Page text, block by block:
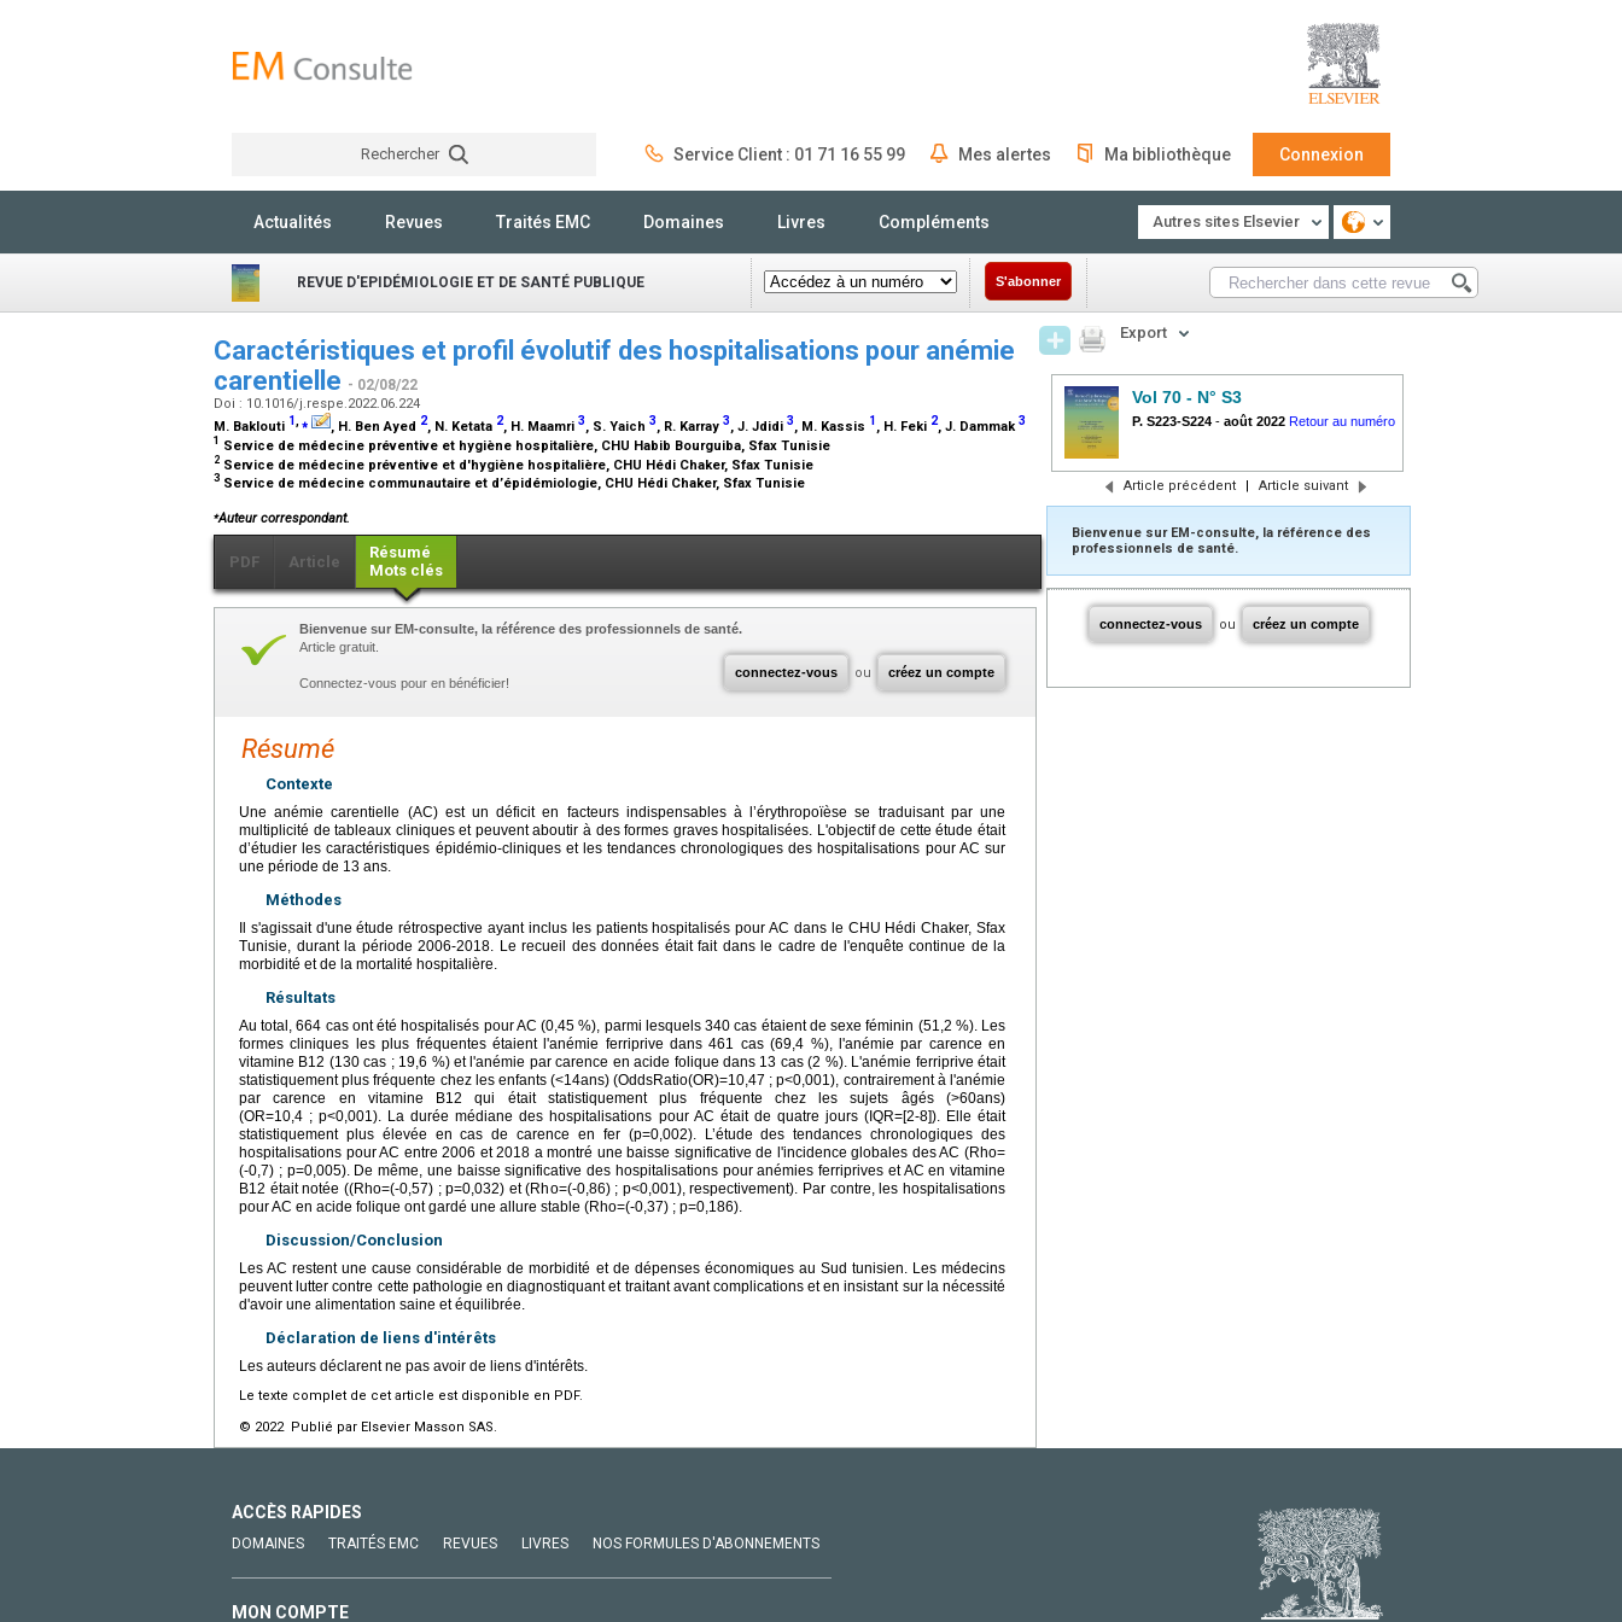
Rechercher Service Client : 01 71 16 55 99 Mes alertes Ma bibliothèque Connexion
Actualités Revues Traités EMC Domaines Livres Compléments Autres sites Elsevier
REVUE D'EPIDÉMIOLOGIE ET DE SANTÉ PUBLIQUE S'abonner
Caractéristiques et profil évolutif des hospitalisations pour anémie
carentielle - 02/08/22
Doi : 10.1016/j.respe.2022.06.224
M. Baklouti 1,⁎ , H. Ben Ayed 2, N. Ketata 2, H. Maamri 3, S. Yaich 3, R. Karray 3, J. Jdidi 3, M. Kassis 1 , H. Feki 2, J. Dammak3
1 Service de médecine préventive et hygiène hospitalière, CHU Habib Bourguiba, Sfax Tunisie
2 Service de médecine préventive et d'hygiène hospitalière, CHU Hédi Chaker, Sfax Tunisie
3 Service de médecine communautaire et d’épidémiologie, CHU Hédi Chaker, Sfax Tunisie
⁎Auteur correspondant.
PDF Article
Résumé
Mots clés
connectez-vous ou créez un compte
Bienvenue sur EM-consulte, la référence des professionnels de santé.
Article gratuit.
Connectez-vous pour en bénéficier!
Résumé
Contexte
Une anémie carentielle (AC) est un déficit en facteurs indispensables à l’érythropoïèse se traduisant par une
multiplicité de tableaux cliniques et peuvent aboutir à des formes graves hospitalisées. L'objectif de cette étude était
d’étudier les caractéristiques épidémio-cliniques et les tendances chronologiques des hospitalisations pour AC sur
une période de 13 ans.
Méthodes
Il s'agissait d'une étude rétrospective ayant inclus les patients hospitalisés pour AC dans le CHU Hédi Chaker, Sfax
Tunisie, durant la période 2006-2018. Le recueil des données était fait dans le cadre de l'enquête continue de la
morbidité et de la mortalité hospitalière.
Résultats
Au total, 664 cas ont été hospitalisés pour AC (0,45 %), parmi lesquels 340 cas étaient de sexe féminin (51,2 %). Les
formes cliniques les plus fréquentes étaient l'anémie ferriprive dans 461 cas (69,4 %), l'anémie par carence en
vitamine B12 (130 cas ; 19,6 %) et l'anémie par carence en acide folique dans 13 cas (2 %). L'anémie ferriprive était
statistiquement plus fréquente chez les enfants (<14ans) (OddsRatio(OR)=10,47 ; p<0,001), contrairement à l'anémie
par carence en vitamine B12 qui était statistiquement plus fréquente chez les sujets âgés (>60ans)
(OR=10,4 ; p<0,001). La durée médiane des hospitalisations pour AC était de quatre jours (IQR=[2-8]). Elle était
statistiquement plus élevée en cas de carence en fer (p=0,002). L’étude des tendances chronologiques des
hospitalisations pour AC entre 2006 et 2018 a montré une baisse significative de l'incidence globales des AC (Rho=
(-0,7) ; p=0,005). De même, une baisse significative des hospitalisations pour anémies ferriprives et AC en vitamine
B12 était notée ((Rho=(-0,57) ; p=0,032) et (Rho=(-0,86) ; p<0,001), respectivement). Par contre, les hospitalisations
pour AC en acide folique ont gardé une allure stable (Rho=(-0,37) ; p=0,186).
Discussion/Conclusion
Les AC restent une cause considérable de morbidité et de dépenses économiques au Sud tunisien. Les médecins
peuvent lutter contre cette pathologie en diagnostiquant et traitant avant complications et en insistant sur la nécessité
d'avoir une alimentation saine et équilibrée.
Déclaration de liens d'intérêts
Les auteurs déclarent ne pas avoir de liens d'intérêts.
Le texte complet de cet article est disponible en PDF.
© 2022 Publié par Elsevier Masson SAS.
Export
Vol 70 - N° S3
P. S223-S224 - août 2022 Retour au numéro
Article précédent | Article suivant
Bienvenue sur EM-consulte, la référence des
professionnels de santé.
connectez-vous ou créez un compte
ACCÈS RAPIDES
DOMAINES TRAITÉS EMC REVUES LIVRES NOS FORMULES D'ABONNEMENTS
MON COMPTE